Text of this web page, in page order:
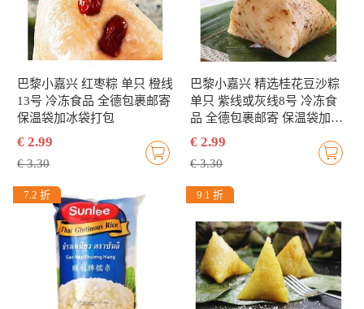
巴黎小嘉兴 红枣粽 单只 橙线
13号 冷冻食品 全德包裹邮寄
保温袋加冰袋打包
€ 2.99
€ 3.30
巴黎小嘉兴 精选桂花豆沙粽
单只 紫线或灰线8号 冷冻食
品 全德包裹邮寄 保温袋加冰
袋打包
€ 2.99
€ 3.30
7.2 折 9.1 折